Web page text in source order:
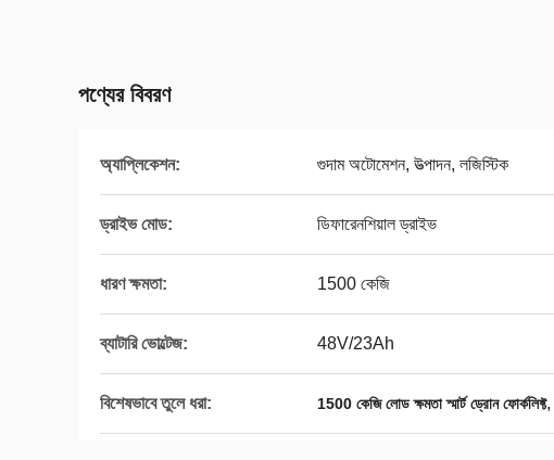
পণ্যের বিবরণ
অ্যাপ্লিকেশন: গুদাম অটোমেশন, উত্পাদন, লজিস্টিক
ড্রাইভ মোড: ডিফারেনশিয়াল ড্রাইভ
ধারণ ক্ষমতা: 1500 কেজি
ব্যাটারি ভোল্টেজ: 48V/23Ah
বিশেষভাবে তুলে ধরা: 1500 কেজি লোড ক্ষমতা স্মার্ট ড্রোন ফোর্কলিফ্ট,